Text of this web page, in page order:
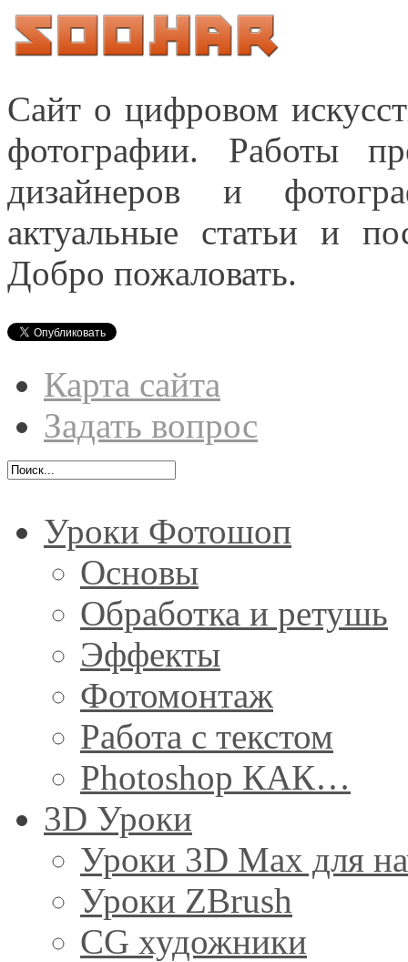
Сайт о цифровом
фотографии. Работы
дизайнеров и
актуальные статьи и
Добро пожаловать.
Карта сайта
Задать вопрос
Уроки Фотошоп
Основы
Обработка и ретушь
Эффекты
Фотомонтаж
Работа с текстом
Photoshop КАК…
3D Уроки
Уроки 3D Max для
Уроки ZBrush
CG художники